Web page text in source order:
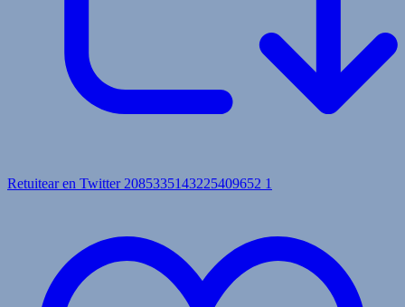
Retuitear en Twitter 2085335143225409652 1